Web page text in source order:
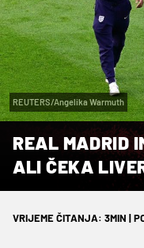
REUTERS/Angelika Warmuth
REAL MADRID
ALI ČEKA
VRIJEME ČITANJA: 3MIN |